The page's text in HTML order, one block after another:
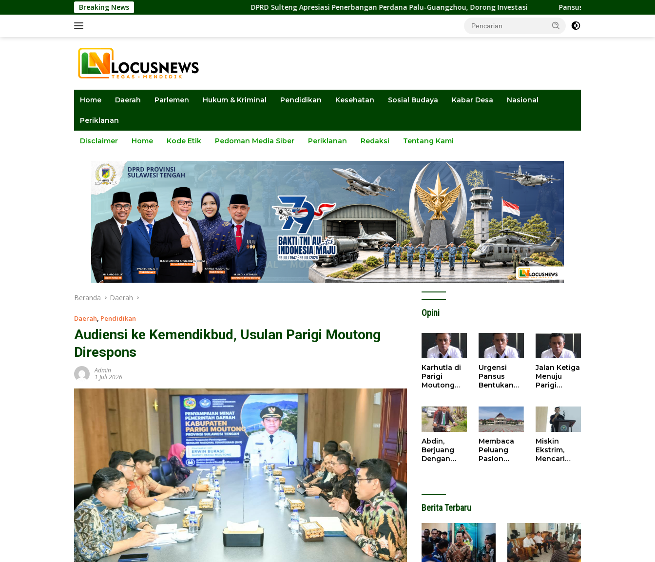
ke
Breaking News DPRD Sulteng Apresiasi Penerbangan Perdana Palu-Guangzhou, Dorong Investasi Pansus DPRD Sulteng Kawal Penyelesaian
Home Daerah Parlemen Hukum & Kriminal Pendidikan Kesehatan Sosial Budaya Kabar Desa Nasional
Periklanan
Disclaimer Home Kode Etik Pedoman Media Siber Periklanan Redaksi Tentang Kami
Beranda Daerah
Daerah, Pendidikan
Audiensi ke Kemendikbud, Usulan Parigi Moutong
Direspons
Admin
1 Juli 2026
Opini
Karhutla di
Parigi
Moutong
Tantangan
Tata Kelola
Mitigasi
Bencana
Urgensi
Pansus
Bentukan
Kisruh
Pengusulan
52 Titik
WPR di
Parigi
Moutong.
Jalan Ketiga
Menuju
Parigi
Beradab
Abdin,
Berjuang
Dengan
Naik Motor
Butut
Membaca
Peluang
Paslon
Miskin
Ekstrim,
Mencari
Berita Terbaru